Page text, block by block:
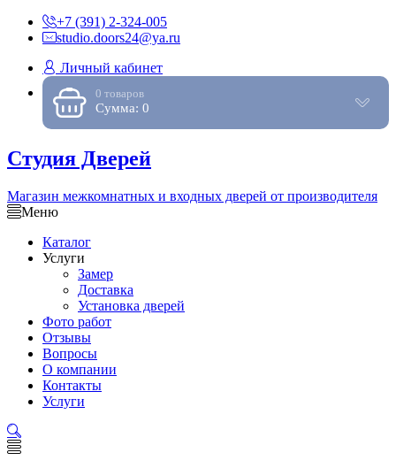
+7 (391) 2-324-005
studio.doors24@ya.ru
Личный кабинет
0 товаров
Сумма: 0
Студия Дверей
Магазин межкомнатных и входных дверей от производителя
Меню
Каталог
Услуги
Замер
Доставка
Установка дверей
Фото работ
Отзывы
Вопросы
О компании
Контакты
Услуги